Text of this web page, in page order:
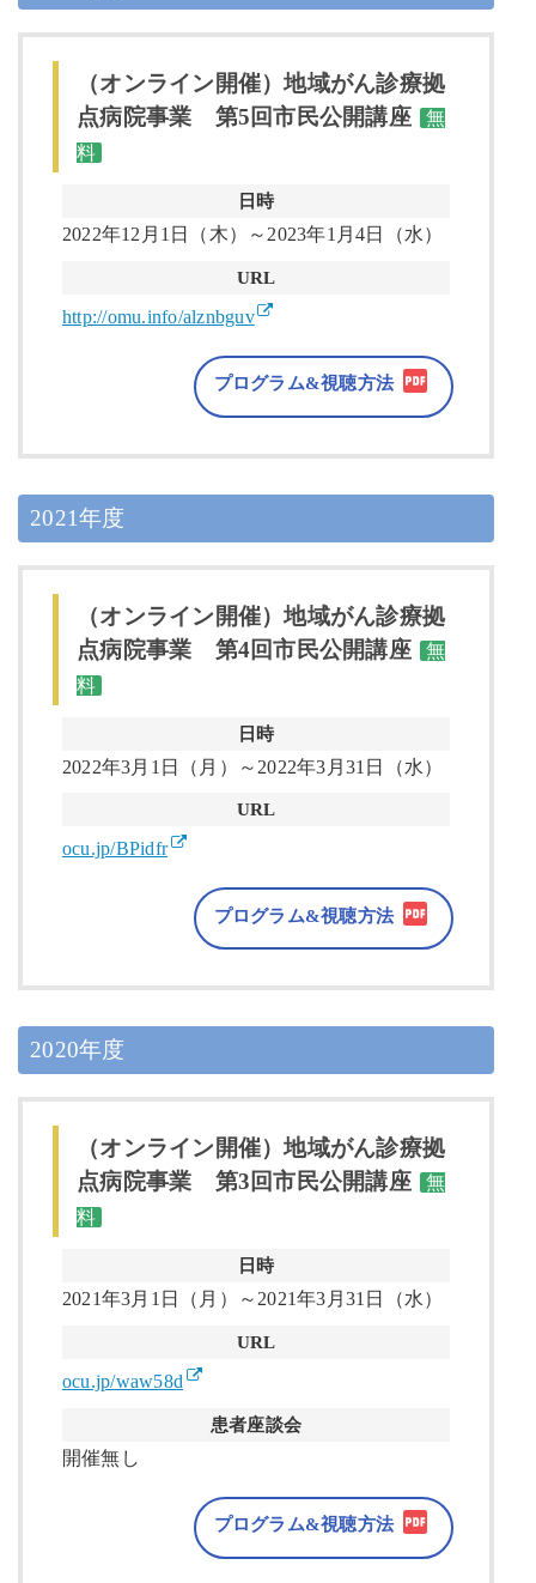
（オンライン開催）地域がん診療拠
点病院事業 第5回市民公開講座
無
料
日時
2022年12月1日（木）～2023年1月4日（水）
URL
http://omu.info/alznbguv
プログラム&視聴方法
2021年度
（オンライン開催）地域がん診療拠
点病院事業 第4回市民公開講座
無
料
日時
2022年3月1日（月）～2022年3月31日（水）
URL
ocu.jp/BPidfr
プログラム&視聴方法
2020年度
（オンライン開催）地域がん診療拠
点病院事業 第3回市民公開講座
無
料
日時
2021年3月1日（月）～2021年3月31日（水）
URL
ocu.jp/waw58d
患者座談会
開催無し
プログラム&視聴方法